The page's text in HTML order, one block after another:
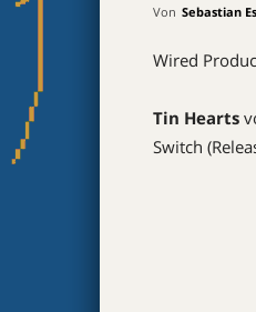
Von Sebastian
Wired
Tin Hearts
Switch